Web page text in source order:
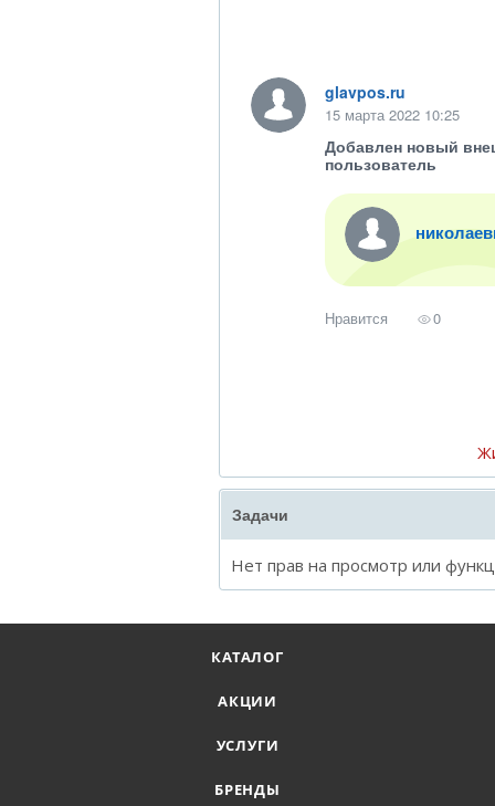
glavpos.ru
15 марта 2022 10:25
Добавлен новый
пользователь
Нравится 0
Задачи
Нет прав на просмотр или
КАТАЛОГ
АКЦИИ
УСЛУГИ
БРЕНДЫ